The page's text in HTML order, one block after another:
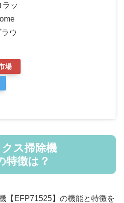
ラッ
ウ
場
ス掃除機
特徴は？
【EFP71525】の機能と特徴を